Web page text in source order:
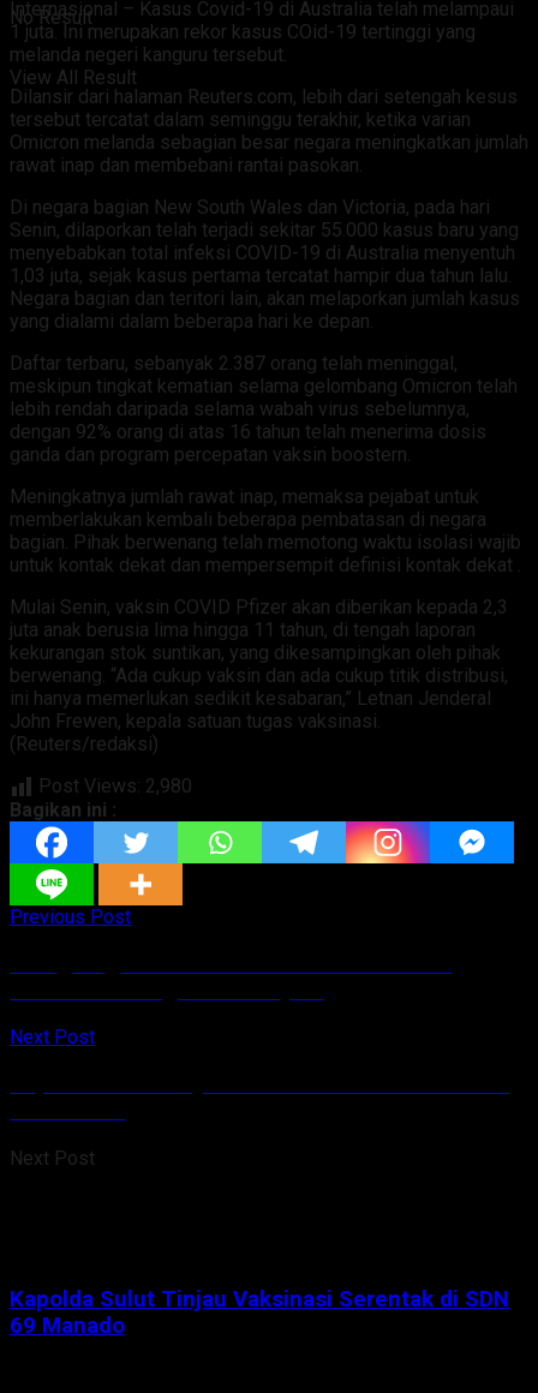
No Result
View All Result
Internasional – Kasus Covid-19 di Australia telah melampaui
1 juta. Ini merupakan rekor kasus COid-19 tertinggi yang
melanda negeri kanguru tersebut.
Dilansir dari halaman Reuters.com, lebih dari setengah kesus
tersebut tercatat dalam seminggu terakhir, ketika varian
Omicron melanda sebagian besar negara meningkatkan jumlah
rawat inap dan membebani rantai pasokan.
Di negara bagian New South Wales dan Victoria, pada hari
Senin, dilaporkan telah terjadi sekitar 55.000 kasus baru yang
menyebabkan total infeksi COVID-19 di Australia menyentuh
1,03 juta, sejak kasus pertama tercatat hampir dua tahun lalu.
Negara bagian dan teritori lain, akan melaporkan jumlah kasus
yang dialami dalam beberapa hari ke depan.
Daftar terbaru, sebanyak 2.387 orang telah meninggal,
meskipun tingkat kematian selama gelombang Omicron telah
lebih rendah daripada selama wabah virus sebelumnya,
dengan 92% orang di atas 16 tahun telah menerima dosis
ganda dan program percepatan vaksin boostern.
Meningkatnya jumlah rawat inap, memaksa pejabat untuk
memberlakukan kembali beberapa pembatasan di negara
bagian. Pihak berwenang telah memotong waktu isolasi wajib
untuk kontak dekat dan mempersempit definisi kontak dekat .
Mulai Senin, vaksin COVID Pfizer akan diberikan kepada 2,3
juta anak berusia lima hingga 11 tahun, di tengah laporan
kekurangan stok suntikan, yang dikesampingkan oleh pihak
berwenang. “Ada cukup vaksin dan ada cukup titik distribusi,
ini hanya memerlukan sedikit kesabaran,” Letnan Jenderal
John Frewen, kepala satuan tugas vaksinasi.
(Reuters/redaksi)
Post Views: 2,980
Bagikan ini :
Previous Post
Next Post
Next Post
Kapolda Sulut Tinjau Vaksinasi Serentak di SDN
69 Manado